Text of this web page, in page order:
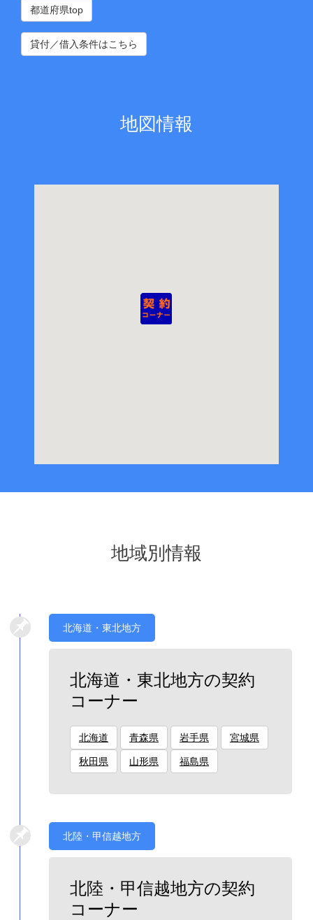
都道府県top
貸付／借入条件はこちら
地図情報
地域別情報
北海道・東北地方
北海道・東北地方の契約
コーナー
北海道 青森県 岩手県 宮城県
秋田県 山形県 福島県
北陸・甲信越地方
北陸・甲信越地方の契約
コーナー